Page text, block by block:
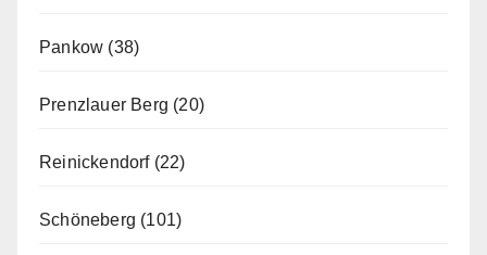
Pankow (38)
Prenzlauer Berg (20)
Reinickendorf(22)
Schöneberg (101)